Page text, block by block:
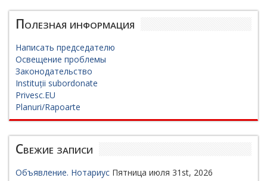
Полезная информация
Написать председателю
Освещение проблемы
Законодательство
Instituții subordonate
Privesc.EU
Planuri/Rapoarte
Свежие записи
Объявление. Нотариус Пятница июля 31st, 2026